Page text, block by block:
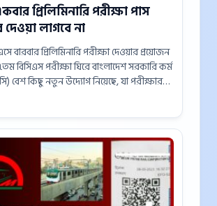
প্রিলিমিনারি পরীক্ষা পাস
লাগবে না
বারবার প্রিলিমিনারি পরীক্ষা দেওয়ার প্রয়োজন
বিসিএস পরীক্ষা ঘিরে বাংলাদেশ সরকারি কর্ম
বেশ কিছু নতুন উদ্যোগ নিয়েছে, যা পরীক্ষার
আধুনিক ও কার্যকর করতে সহায়ক হবে।